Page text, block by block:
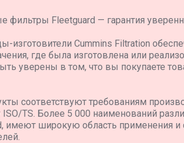
фильтры Fleetguard — гарантия
изготовители Cummins Filtration
где была изготовлена или
уверены в том, что вы покупаете
соответствуют требованиям
ISO/TS. Более 5 000 наименований
имеют широкую область применения